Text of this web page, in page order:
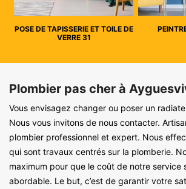
POSE DE TAPISSERIE ET TOILE DE
VERRE 31
Plombier pas cher à
Vous envisagez changer ou poser un
Nous vous invitons de nous contacter.
plombier professionnel et expert. Nous
qui sont travaux centrés sur la plomberie.
maximum pour que le coût de notre service
abordable. Le but, c’est de garantir votre